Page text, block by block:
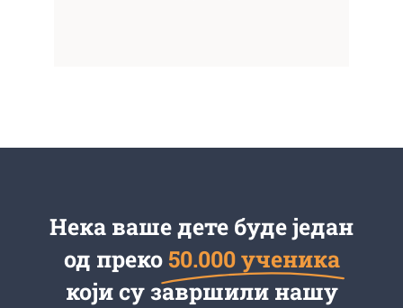
Нека ваше дете буде један
од преко 50.000 ученика
који су завршили нашу